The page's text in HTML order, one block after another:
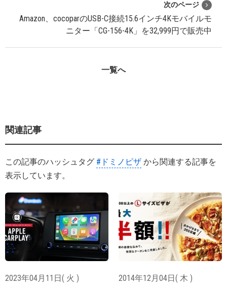
次のページ
Amazon、cocoparのUSB-C接続15.6インチ4Kモバイルモ
ニター「CG-156-4K」を32,999円で販売中
一覧へ
関連記事
この記事のハッシュタグ #ドミノピザ から関連する記事を
表示しています。
2023年04月11日( 火 ) 2014年12月04日( 木 )